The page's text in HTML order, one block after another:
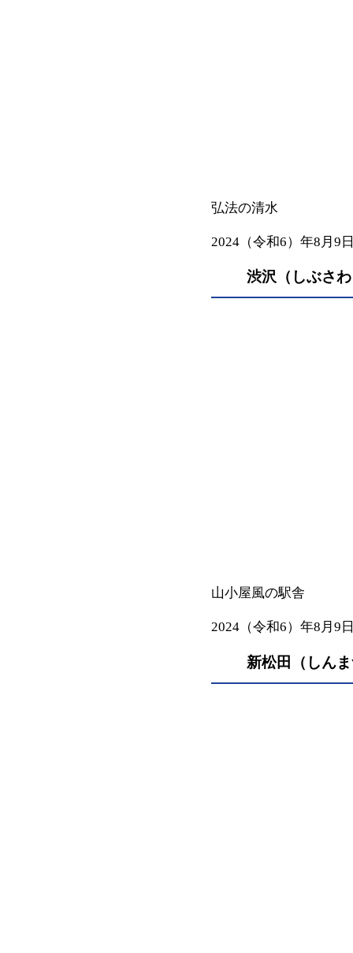
弘法の清水
2024（令和6）年8月9
渋沢（しぶさ
山小屋風の駅舎
2024（令和6）年8月9
新松田（しん